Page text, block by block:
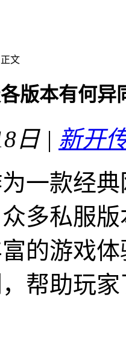
文
版本有何异
日 | 新开
一款经
多私服
的游戏
帮助玩